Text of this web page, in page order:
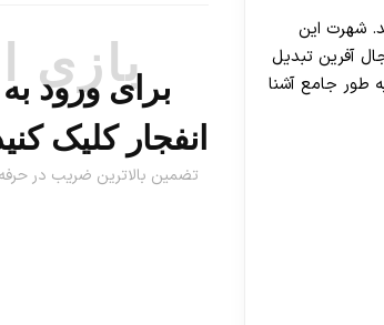
شهرت این
آفرین تبدیل
طور جامع آشنا
بازی
برای ورود
انفجار کلیک
تضمین بالاترین ضریب در